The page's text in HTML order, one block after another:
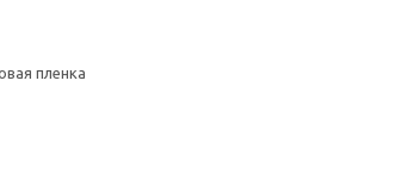
пленка